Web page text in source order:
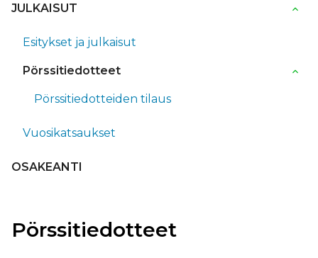
JULKAISUT
Esitykset ja julkaisut
Pörssitiedotteet
Pörssitiedotteiden tilaus
Vuosikatsaukset
OSAKEANTI
Pörssitiedotteet